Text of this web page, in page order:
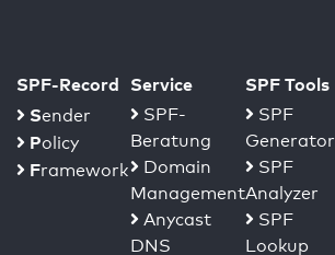
SPF-Record
Sender
Policy
Framework
Service
SPF-
Beratung
Domain
Management
Anycast
DNS
SPF Tools
SPF
Generator
SPF
Analyzer
SPF
Lookup